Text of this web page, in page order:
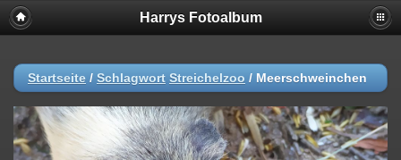
Harrys Fotoalbum
Startseite / Schlagwort Streichelzoo / Meerschweinchen